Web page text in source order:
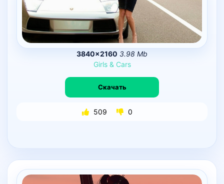
3840×2160 3.98 Mb
Girls & Cars
Скачать
509 0